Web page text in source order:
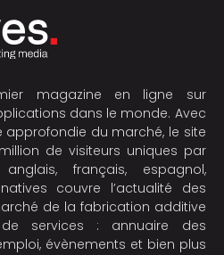
magazine en ligne sur
dans le monde. Avec
approfondie du marché, le site
de visiteurs uniques par
français, espagnol,
couvre l’actualité des
de la fabrication additive
services : annuaire des
évènements et bien plus